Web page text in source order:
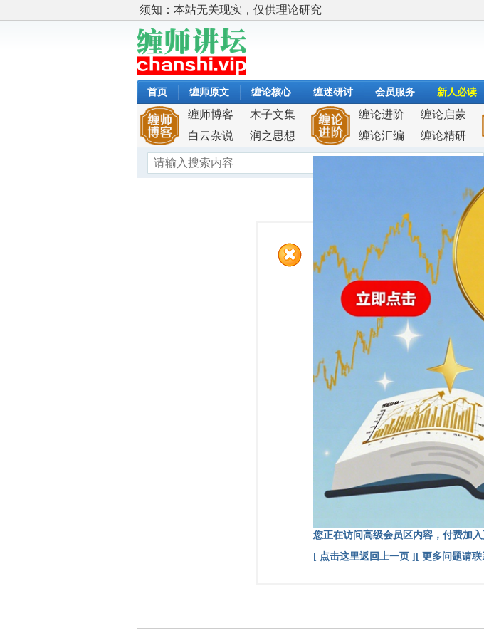
须知：本站无关现实，仅供理论研究
首页 缠师原文 缠论核心 缠迷研讨 会员服务 新人必读
缠师博客
木子文集
白云杂说
润之思想
缠论进阶
缠论启蒙
缠论汇编
缠论精研
您正在访问高级会员区内容，付费加入
[ 点击这里返回上一页 ] [ 更多问题请联